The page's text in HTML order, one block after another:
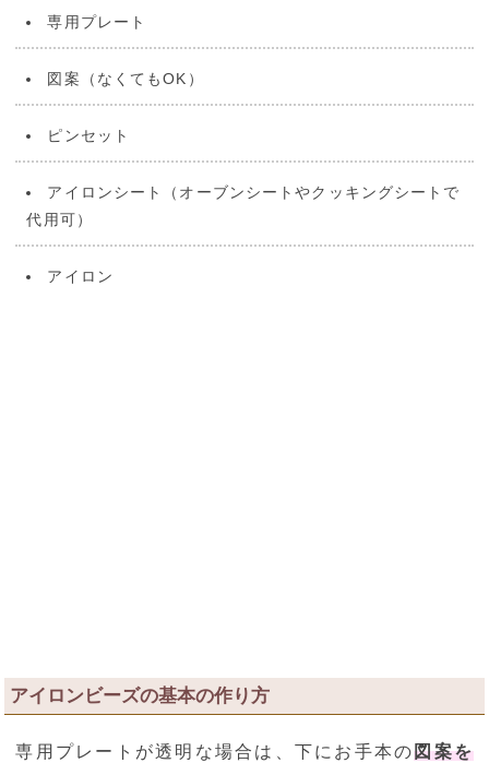
専用プレート
図案（なくてもOK）
ピンセット
アイロンシート（オーブンシートやクッキングシートで
代用可）
アイロン
アイロンビーズの基本の作り方
専用プレートが透明な場合は、下にお手本の図案を